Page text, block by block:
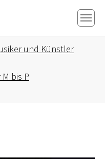
und Künstler
bis P